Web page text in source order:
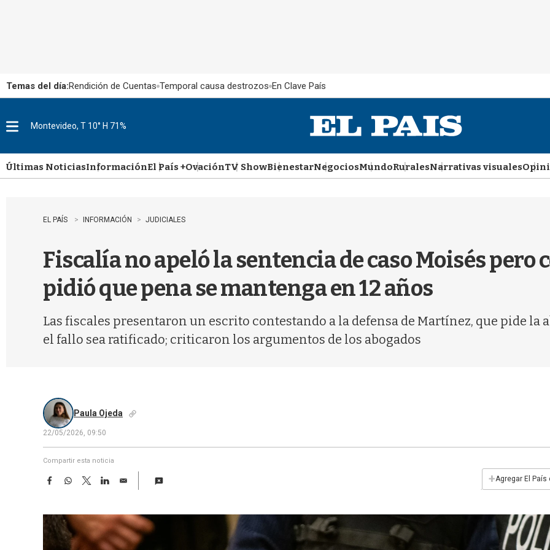
Temas del día:Rendición de Cuentas Temporal causa destrozos En Clave País
u
Montevideo, T 10° H 71%
Últimas NoticiasInformaciónEl País +OvaciónTV ShowBienestarNegociosMundoRuralesNarrativas visuales
EL PAÍS INFORMACIÓN JUDICIALES
Fiscalía no apeló la sentencia de caso Moisés pero
pidió que pena se mantenga en 12 años
Las fiscales presentaron un escrito contestando a la defensa de Martínez, que pide
el fallo sea ratificado; criticaron los argumentos de los abogados
Paula Ojeda
22/05/2026, 09:50
Compartir esta noticia
F
e
b
W
t
s
A
T
w
t
t
e
L
k
e
d
E
i
l
+Agregar El País